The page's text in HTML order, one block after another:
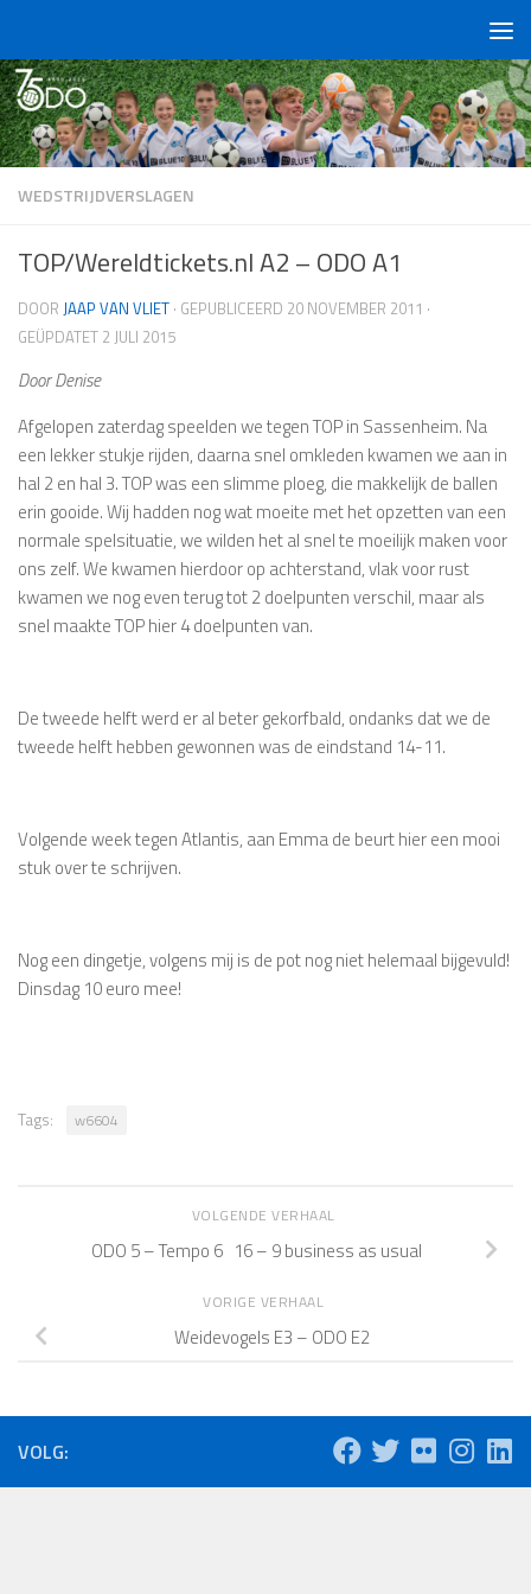
WEDSTRIJDVERSLAGEN
TOP/Wereldtickets.nl A2 – ODO A1
DOOR JAAP VAN VLIET · GEPUBLICEERD 20 NOVEMBER 2011 ·
GEÜPDATET 2 JULI 2015
Door Denise
Afgelopen zaterdag speelden we tegen TOP in Sassenheim. Na
een lekker stukje rijden, daarna snel omkleden kwamen we aan in
hal 2 en hal 3. TOP was een slimme ploeg, die makkelijk de ballen
erin gooide. Wij hadden nog wat moeite met het opzetten van een
normale spelsituatie, we wilden het al snel te moeilijk maken voor
ons zelf. We kwamen hierdoor op achterstand, vlak voor rust
kwamen we nog even terug tot 2 doelpunten verschil, maar als
snel maakte TOP hier 4 doelpunten van.
De tweede helft werd er al beter gekorfbald, ondanks dat we de
tweede helft hebben gewonnen was de eindstand 14-11.
Volgende week tegen Atlantis, aan Emma de beurt hier een mooi
stuk over te schrijven.
Nog een dingetje, volgens mij is de pot nog niet helemaal bijgevuld!
Dinsdag 10 euro mee!
Tags: w6604
VOLGENDE VERHAAL
ODO 5 – Tempo 6 16 – 9 business as usual
VORIGE VERHAAL
Weidevogels E3 – ODO E2
VOLG: